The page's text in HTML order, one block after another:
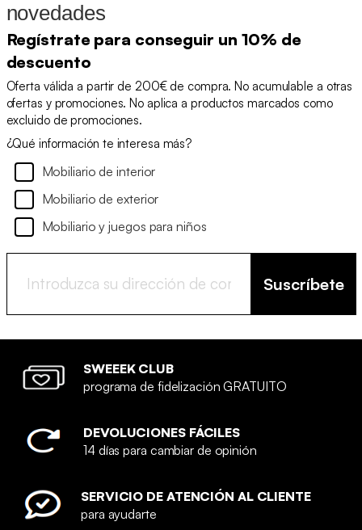
novedades
Regístrate para conseguir un 10% de
descuento
Oferta válida a partir de 200€ de compra. No acumulable a otras
ofertas y promociones. No aplica a productos marcados como
excluido de promociones.
¿Qué información te interesa más?
Mobiliario de interior
Mobiliario de exterior
Mobiliario y juegos para niños
Suscríbete
SWEEEK CLUB
programa de fidelización GRATUITO
DEVOLUCIONES FÁCILES
14 días para cambiar de opinión
SERVICIO DE ATENCIÓN AL CLIENTE
para ayudarte